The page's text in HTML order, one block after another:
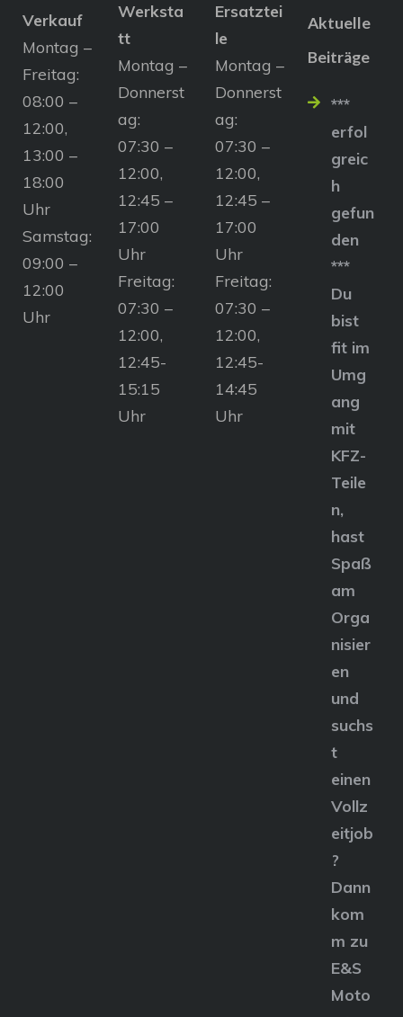
Verkauf
Montag –
Freitag:
08:00 –
12:00,
13:00 –
18:00
Uhr
Samstag:
09:00 –
12:00
Uhr
Werksta
tt
Montag –
Donnerst
ag:
07:30 –
12:00,
12:45 –
17:00
Uhr
Freitag:
07:30 –
12:00,
12:45-
15:15
Uhr
Ersatztei
le
Montag –
Donnerst
ag:
07:30 –
12:00,
12:45 –
17:00
Uhr
Freitag:
07:30 –
12:00,
12:45-
14:45
Uhr
Aktuelle
Beiträge
***
erfol
greic
h
gefun
den
***
Du
bist
fit im
Umg
ang
mit
KFZ-
Teile
n,
hast
Spaß
am
Orga
nisier
en
und
suchs
t
einen
Vollz
eitjob
?
Dann
kom
m zu
E&S
Moto